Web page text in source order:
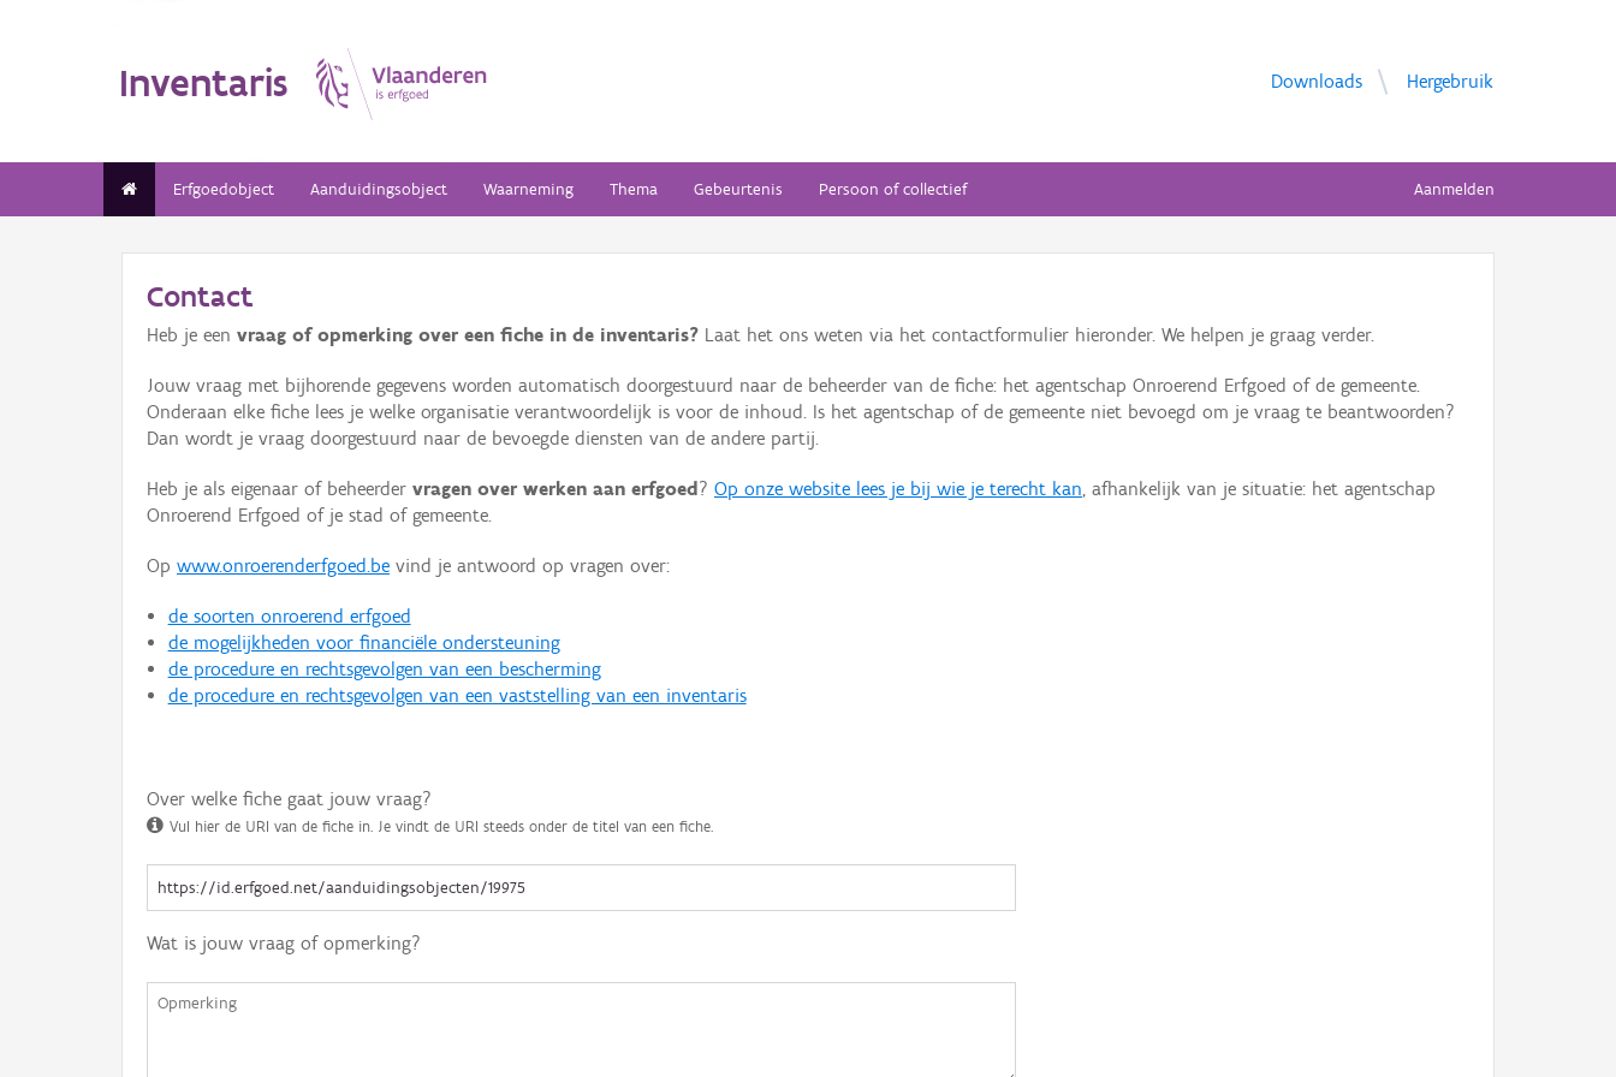
Inventaris Downloads Hergebruik
Erfgoedobject Aanduidingsobject Waarneming Thema Gebeurtenis Persoon of collectief Aanmelden
Contact
Heb je een vraag of opmerking over een fiche in de inventaris? Laat het ons weten via het contactformulier hieronder. We helpen je graag verder.
Jouw vraag met bijhorende gegevens worden automatisch doorgestuurd naar de beheerder van de fiche: het agentschap Onroerend Erfgoed of de gemeente.
Onderaan elke fiche lees je welke organisatie verantwoordelijk is voor de inhoud. Is het agentschap of de gemeente niet bevoegd om je vraag te beantwoorden?
Dan wordt je vraag doorgestuurd naar de bevoegde diensten van de andere partij.
Heb je als eigenaar of beheerder vragen over werken aan erfgoed ? Op onze website lees je bij wie je terecht kan, afhankelijk van je situatie: het agentschap
Onroerend Erfgoed of je stad of gemeente.
Op www.onroerenderfgoed.be vind je antwoord op vragen over:
de soorten onroerend erfgoed
de mogelijkheden voor financiële ondersteuning
de procedure en rechtsgevolgen van een bescherming
de procedure en rechtsgevolgen van een vaststelling van een inventaris
Over welke fiche gaat jouw vraag?
Vul hier de URI van de fiche in. Je vindt de URI steeds onder de titel van een fiche.
Wat is jouw vraag of opmerking?